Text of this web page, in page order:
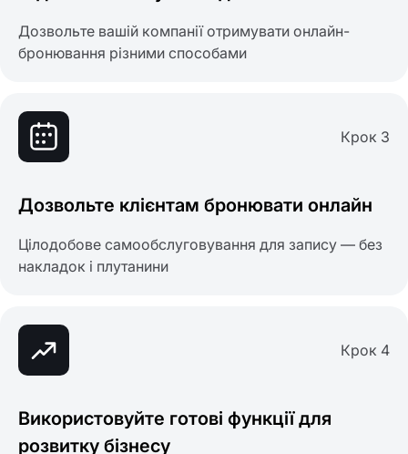
Дозвольте вашій компанії отримувати онлайн-
бронювання різними способами
Крок 3
Дозвольте клієнтам бронювати онлайн
Цілодобове самообслуговування для запису — без
накладок і плутанини
Крок 4
Використовуйте готові функції для
розвитку бізнесу